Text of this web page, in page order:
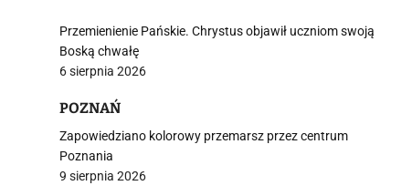
Przemienienie Pańskie. Chrystus objawił uczniom swoją
Boską chwałę
6 sierpnia 2026
POZNAŃ
Zapowiedziano kolorowy przemarsz przez centrum
Poznania
9 sierpnia 2026